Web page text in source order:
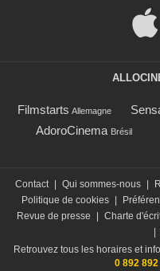
Filmstarts Allemagne
AdoroCinema Brésil
Contact Qui sommes-nous
Politique de cookies
Revue de presse
Charte
Retrouvez tous les horaires et
0 892